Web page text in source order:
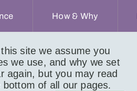
site we assume you
we use, and why we set
again, but you may read
of all our pages.
How & Why